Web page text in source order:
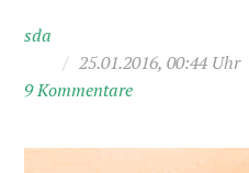
sda
/ 25.01.2016, 00:44 Uhr
9 Kommentare